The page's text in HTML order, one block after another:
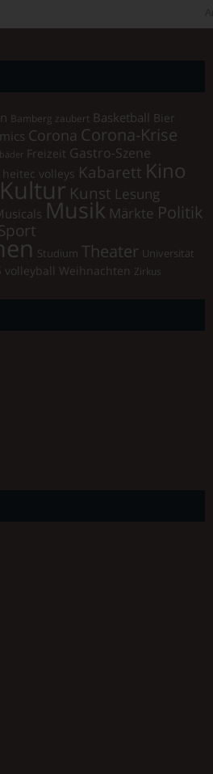
Bamberg zaubert Basketball Bier
Corona Corona-Krise
Freizeit Gastro-Szene
heitec volleys Kabarett Kino
Kultur Kunst Lesung
Musik Märkte Politik
Studium Theater Universität
volleyball Weihnachten Zirkus